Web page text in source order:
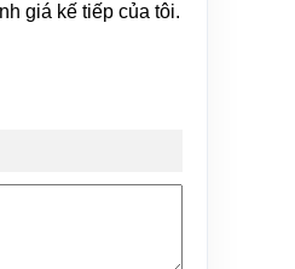
giá kế tiếp của tôi.